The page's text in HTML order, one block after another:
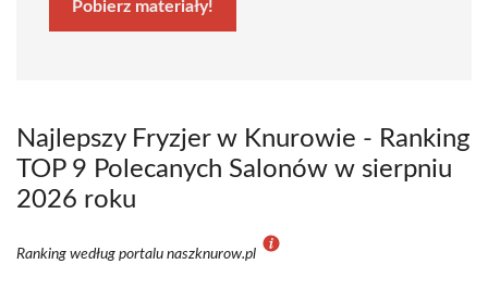
Pobierz materiały!
Najlepszy Fryzjer w Knurowie - Ranking
TOP 9 Polecanych Salonów w sierpniu
2026 roku
Ranking według portalu naszknurow.pl